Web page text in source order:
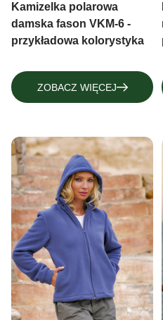
Kamizelka polarowa
damska fason VKM-6 -
przykładowa kolorystyka
ZOBACZ WIĘCEJ